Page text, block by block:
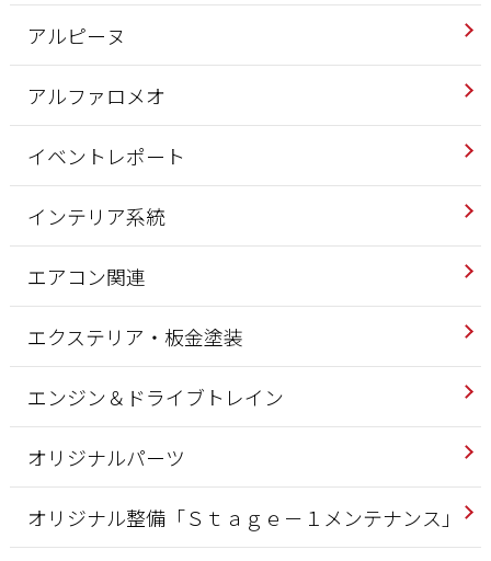
アルピーヌ
アルファロメオ
イベントレポート
インテリア系統
エアコン関連
エクステリア・板金塗装
エンジン＆ドライブトレイン
オリジナルパーツ
オリジナル整備「Ｓｔａｇｅ－１メンテナンス」